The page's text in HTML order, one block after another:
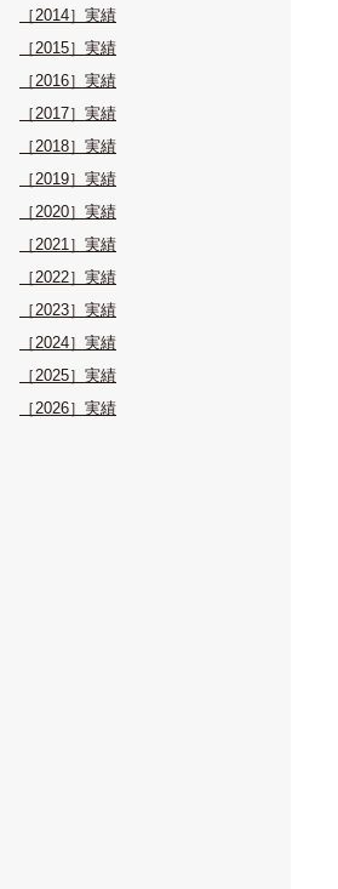
［2014］実績
［2015］実績
［2016］実績
［2017］実績
［2018］実績
［2019］実績
［2020］実績
［2021］実績
［2022］実績
［2023］実績
［2024］実績
［2025］実績
［2026］実績